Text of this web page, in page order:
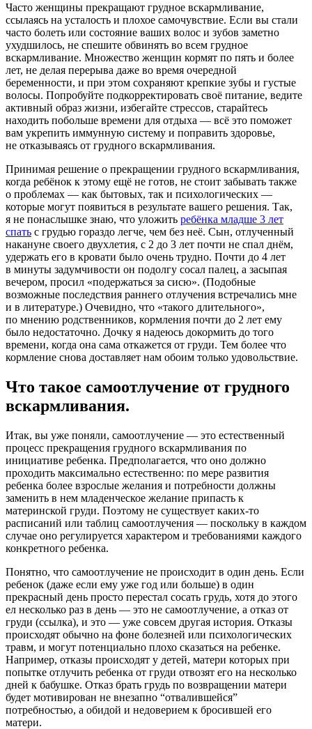
Часто женщины прекращают грудное вскармливание,
ссылаясь на усталость и плохое самочувствие. Если вы стали
часто болеть или состояние ваших волос и зубов заметно
ухудшилось, не спешите обвинять во всем грудное
вскармливание. Множество женщин кормят по пять и более
лет, не делая перерыва даже во время очередной
беременности, и при этом сохраняют крепкие зубы и густые
волосы. Попробуйте подкорректировать своё питание, ведите
активный образ жизни, избегайте стрессов, старайтесь
находить побольше времени для отдыха — всё это поможет
вам укрепить иммунную систему и поправить здоровье,
не отказываясь от грудного вскармливания.
Принимая решение о прекращении грудного вскармливания,
когда ребёнок к этому ещё не готов, не стоит забывать также
о проблемах — как бытовых, так и психологических —
которые могут появиться в результате вашего решения. Так,
я не понаслышке знаю, что уложить ребёнка младше 3 лет
спать с грудью гораздо легче, чем без неё. Сын, отлученный
накануне своего двухлетия, с 2 до 3 лет почти не спал днём,
удержать его в кровати было очень трудно. Почти до 4 лет
в минуты задумчивости он подолгу сосал палец, а засыпая
вечером, просил «подержаться за сисю». (Подобные
возможные последствия раннего отлучения встречались мне
и в литературе.) Очевидно, что «такого длительного»,
по мнению родственников, кормления почти до 2 лет ему
было недостаточно. Дочку я надеюсь докормить до того
времени, когда она сама откажется от груди. Тем более что
кормление снова доставляет нам обоим только удовольствие.
Что такое самоотлучение от грудного
вскармливания.
Итак, вы уже поняли, самоотлучение — это естественный
процесс прекращения грудного вскармливания по
инициативе ребенка. Предполагается, что оно должно
проходить максимально естественно: по мере развития
ребенка более взрослые желания и потребности должны
заменить в нем младенческое желание припасть к
материнской груди. Поэтому не существует каких-то
расписаний или таблиц самоотлучения — поскольку в каждом
случае оно регулируется характером и требованиями каждого
конкретного ребенка.
Понятно, что самоотлучение не происходит в один день. Если
ребенок (даже если ему уже год или больше) в один
прекрасный день просто перестал сосать грудь, хотя до этого
ел несколько раз в день — это не самоотлучение, а отказ от
груди (ссылка), и это — уже совсем другая история. Отказы
происходят обычно на фоне болезней или психологических
травм, и могут потенциально плохо сказаться на ребенке.
Например, отказы происходят у детей, матери которых при
попытке отлучить ребенка от груди отвозят его на несколько
дней к бабушке. Отказ брать грудь по возвращении матери
будет мотивирован не внезапно “отвалившейся”
потребностью, а обидой и недоверием к бросившей его
матери.